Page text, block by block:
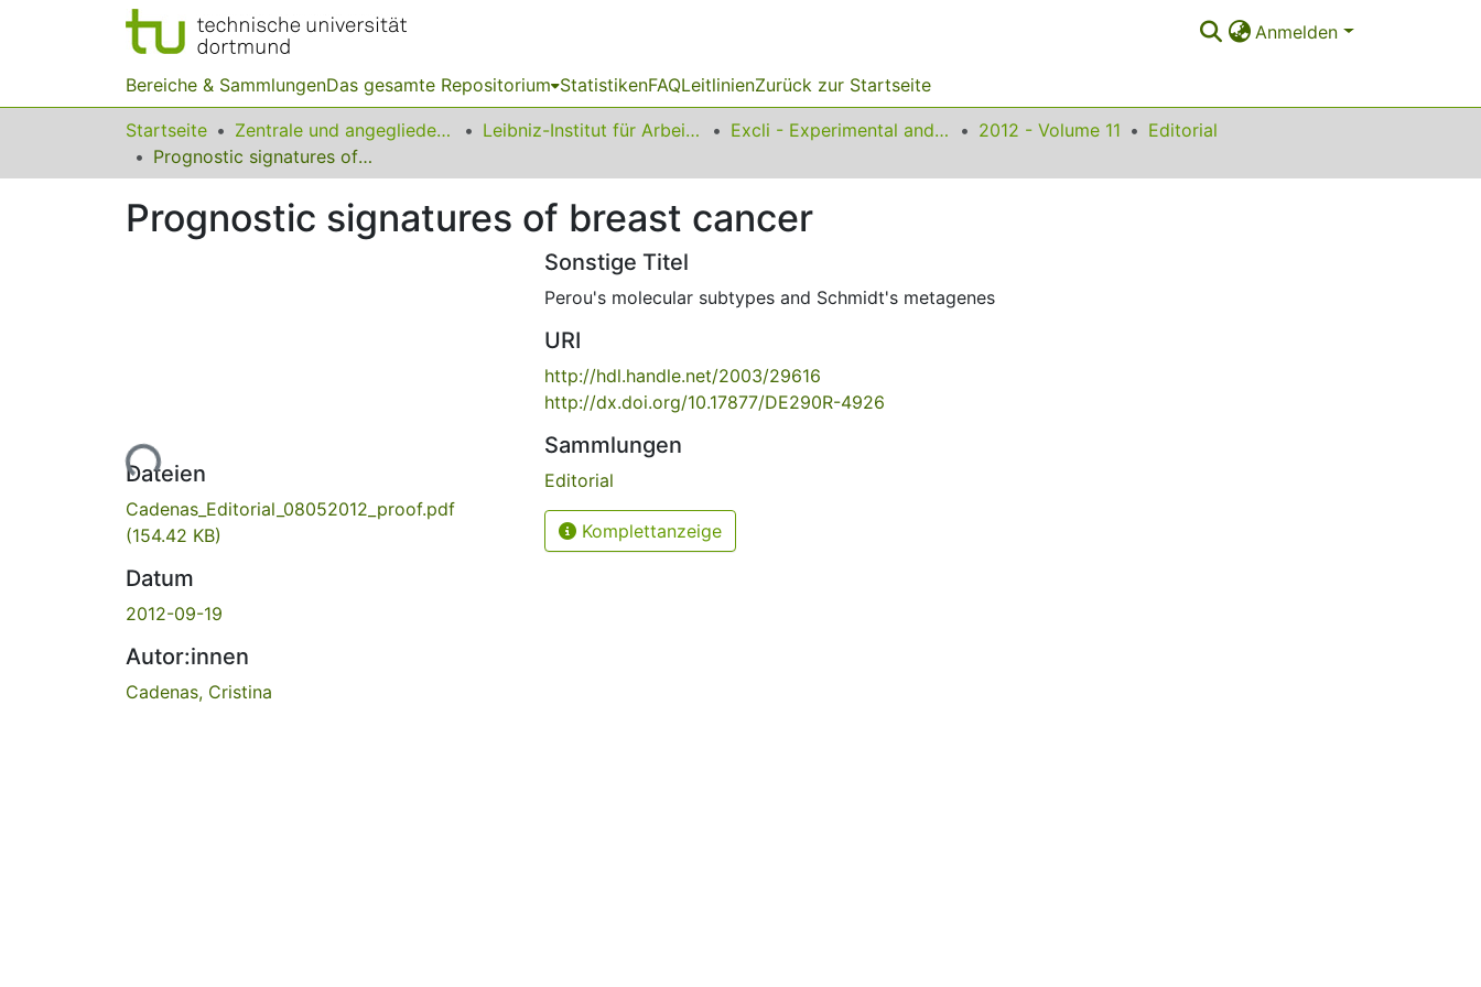
Anmelden
Bereiche & SammlungenDas gesamte Repositorium StatistikenFAQLeitlinienZurück zur Startseite
Startseite Zentrale und angegliederte Institute Leibniz-Institut für Arbeitsforschung an der TU Dortmund Excli - Experimental and Clinical Sciences 2012 - Volume 11
Editorial
Prognostic signatures of breast cancer
Prognostic signatures of breast cancer
Lade...
Dateien
Cadenas_Editorial_08052012_proof.pdf
(154.42 KB)
Datum
2012-09-19
Autor:innen
Cadenas, Cristina
Sonstige Titel
Perou's molecular subtypes and Schmidt's metagenes
URI
http://hdl.handle.net/2003/29616
http://dx.doi.org/10.17877/DE290R-4926
Sammlungen
Editorial
Komplettanzeige